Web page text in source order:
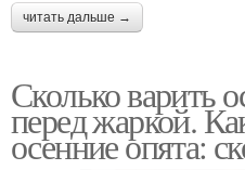
читать дальше →
Сколько варить
перед жаркой.
осенние опята: